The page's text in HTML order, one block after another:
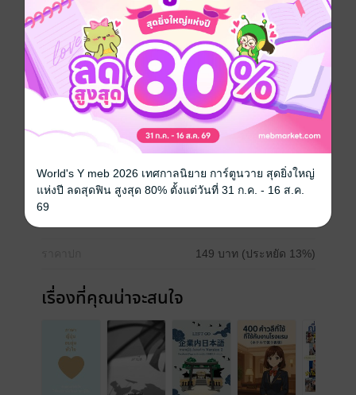
หากใครที่สามารถพูดภาษาญี่ปุ่นได้ก็จะได้รับเงินเดือนที่สูง
ขึ้นไปอีกด้วย
ในหนังสือประกอบด้วยคำศัพท์และประโยคตัวอย่างที่
สำคัญสำหรับการบริการอย่างมืออาชีพ
ภาษาญี่ปุ่น
วันที่วางขาย 04 มิถุนายน 2568
149 บาท (ประหยัด 13%)
เรื่องที่คุณน่าจะสนใจ
World's Y meb 2026 เทศกาลนิยาย การ์ตูนวาย สุดยิ่งใหญ่
แห่งปี ลดสุดฟิน สูงสุด 80% ตั้งแต่วันที่ 31 ก.ค. - 16 ส.ค.
69